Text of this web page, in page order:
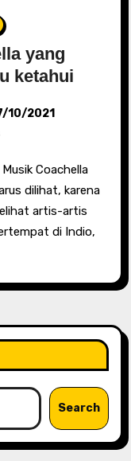
yang
ketahui
10/2021
dilihat, karena
artis-artis
di Indio,
Search